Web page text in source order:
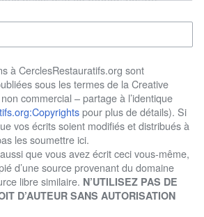
à CerclesRestauratifs.org sont
sous les termes de la Creative
commercial – partage à l’identique
pour plus de détails). Si
vos écrits soient modifiés et distribués à
les soumettre ici.
que vous avez écrit ceci vous-même,
d’une source provenant du domaine
libre similaire. N’UTILISEZ PAS DE
D’AUTEUR SANS AUTORISATION